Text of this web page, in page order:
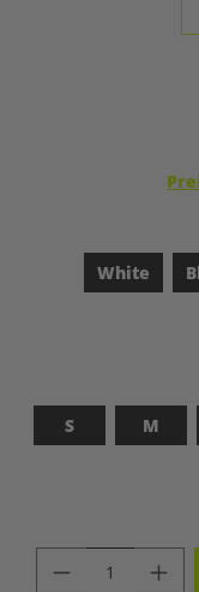
White
S
M
PRODUKT